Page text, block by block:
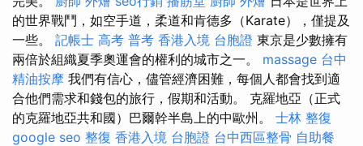
的世界戰鬥，如空手道，柔道和肯德多（Karate），僅提及
一些。 記帳士 高考 普考 香港入境 台胞證 東京是少數擁有
兩倍於組織夏季奧運會的權利的城市之一。 massage 台中
精油按摩 我們有信心，儘管經濟困難，每個人都會找到適
合他們需求和錢包的旅行，假期和活動。 克羅地亞（正式
的克羅地亞共和國）巴爾幹半島上的中歐州。 士林 整復
google seo 整復 香港入境 台胞證 台中西區整骨 自助餐